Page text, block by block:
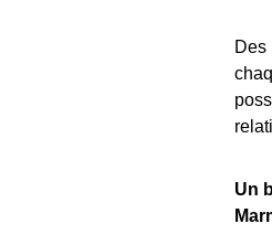
Des
Un